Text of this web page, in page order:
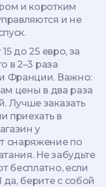
и коротким
и не
до 25 евро, за
в 2–3 раза
Франции. Важно:
цены в два раза
Лучше заказать
приехать в
у
снаряжение по
Не забудьте
бесплатно, если
берите с собой